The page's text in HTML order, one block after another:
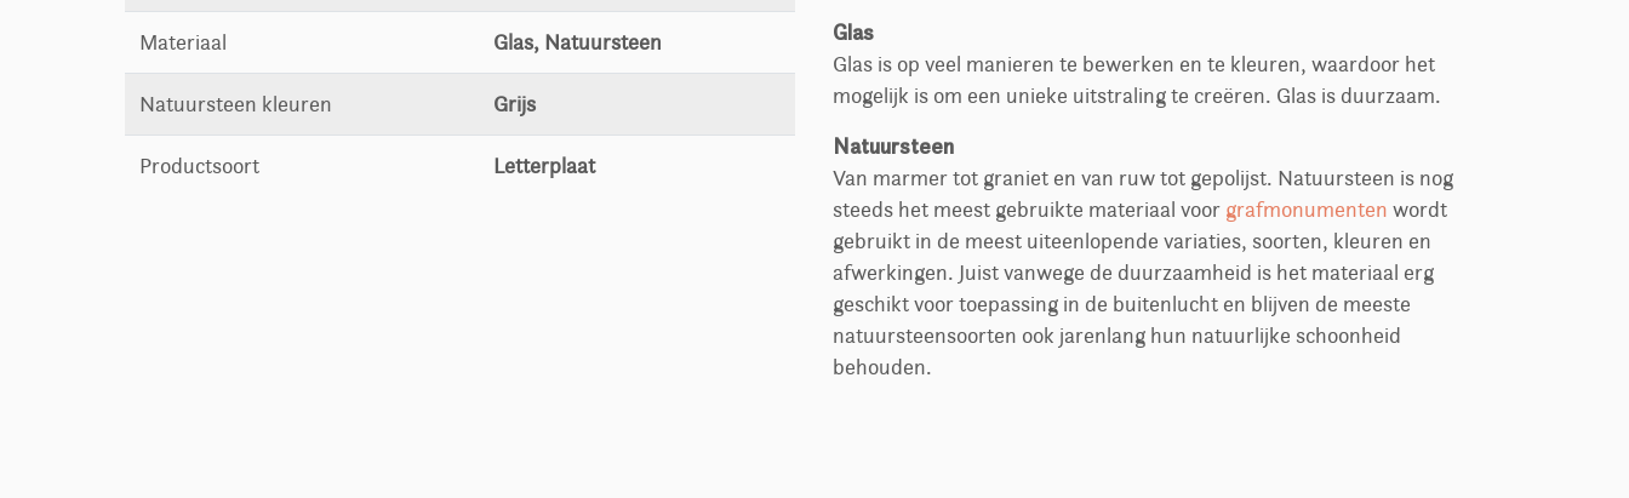
Materiaal Glas, Natuursteen
Natuursteen kleuren Grijs
Productsoort Letterplaat
Glas
Glas is op veel manieren te bewerken en te kleuren, waardoor het
mogelijk is om een unieke uitstraling te creëren. Glas is duurzaam.
Natuursteen
Van marmer tot graniet en van ruw tot gepolijst. Natuursteen is nog
steeds het meest gebruikte materiaal voor grafmonumenten wordt
gebruikt in de meest uiteenlopende variaties, soorten, kleuren en
afwerkingen. Juist vanwege de duurzaamheid is het materiaal erg
geschikt voor toepassing in de buitenlucht en blijven de meeste
natuursteensoorten ook jarenlang hun natuurlijke schoonheid
behouden.